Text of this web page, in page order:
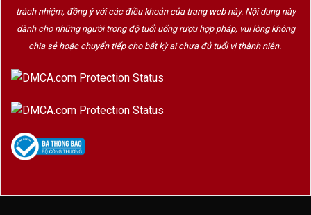
trách nhiệm, đồng ý với các điều khoản của trang web này. Nội dung này
dành cho những người trong độ tuổi uống rượu hợp pháp, vui lòng không
chia sẻ hoặc chuyển tiếp cho bất kỳ ai chưa đủ tuổi vị thành niên.